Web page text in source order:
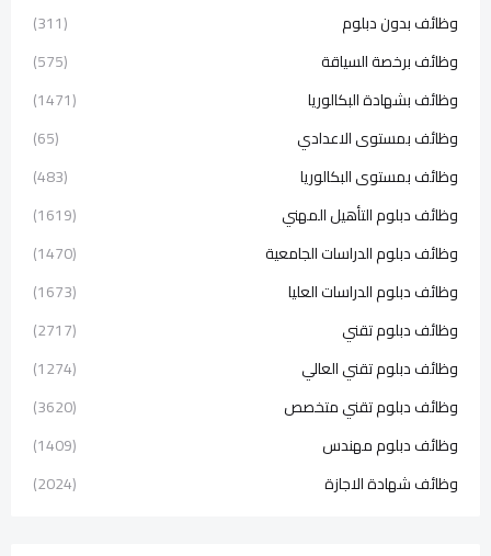
وظائف بدون دبلوم
(311)
وظائف برخصة السياقة
(575)
وظائف بشهادة البكالوريا
(1471)
وظائف بمستوى الاعدادي
(65)
وظائف بمستوى البكالوريا
(483)
وظائف دبلوم التأهيل المهني
(1619)
وظائف دبلوم الدراسات الجامعية
(1470)
وظائف دبلوم الدراسات العليا
(1673)
وظائف دبلوم تقني
(2717)
وظائف دبلوم تقني العالي
(1274)
وظائف دبلوم تقني متخصص
(3620)
وظائف دبلوم مهندس
(1409)
وظائف شهادة الاجازة
(2024)